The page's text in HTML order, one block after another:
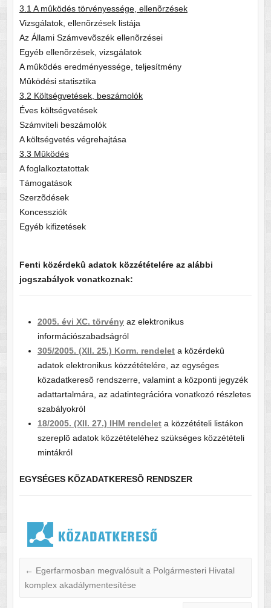
3.1 A mûködés törvényessége, ellenõrzések
Vizsgálatok, ellenõrzések listája
Az Állami Számvevõszék ellenõrzései
Egyéb ellenõrzések, vizsgálatok
A mûködés eredményessége, teljesítmény
Mûködési statisztika
3.2 Költségvetések, beszámolók
Éves költségvetések
Számviteli beszámolók
A költségvetés végrehajtása
3.3 Mûködés
A foglalkoztatottak
Támogatások
Szerzõdések
Koncessziók
Egyéb kifizetések
Fenti közérdekû adatok közzétételére az alábbi
jogszabályok vonatkoznak:
2005. évi XC. törvényaz elektronikus
információszabadságról
305/2005. (XII. 25.) Korm. rendeleta közérdekû
adatok elektronikus közzétételére, az egységes
közadatkeresõ rendszerre, valamint a központi jegyzék
adattartalmára, az adatintegrációra vonatkozó részletes
szabályokról
18/2005. (XII. 27.) IHM rendeleta közzétételi listákon
szereplõ adatok közzétételéhez szükséges közzétételi
mintákról
EGYSÉGES KÖZADATKERESÕ RENDSZER
← Egerfarmosban megvalósult a Polgármesteri Hivatal
komplex akadálymentesítése